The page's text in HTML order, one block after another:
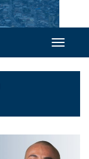
Toggle
navigation